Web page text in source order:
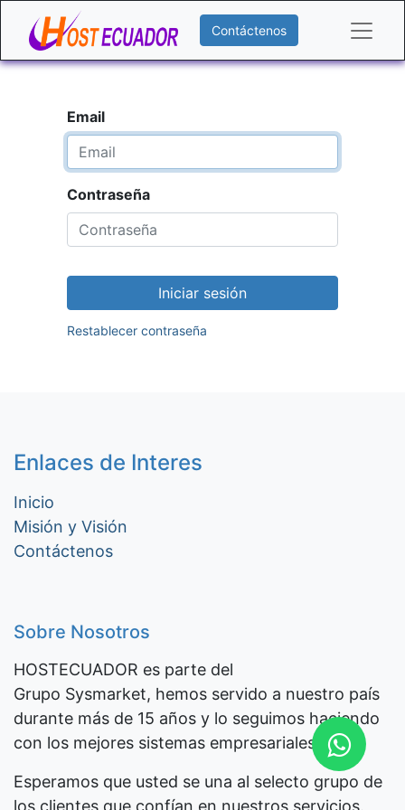
Contáctenos
Email
Contraseña
Iniciar sesión
Restablecer contraseña
Enlaces de Interes
Inicio
Misión y Visión
Contáctenos
Sobre Nosotros
HOSTECUADOR es parte del
Grupo Sysmarket, hemos servido a nuestro país
durante más de 15 años y lo seguimos haciendo
con los mejores sistemas empresariales.
Esperamos que usted se una al selecto grupo de
los clientes que confían en nuestros servicios.